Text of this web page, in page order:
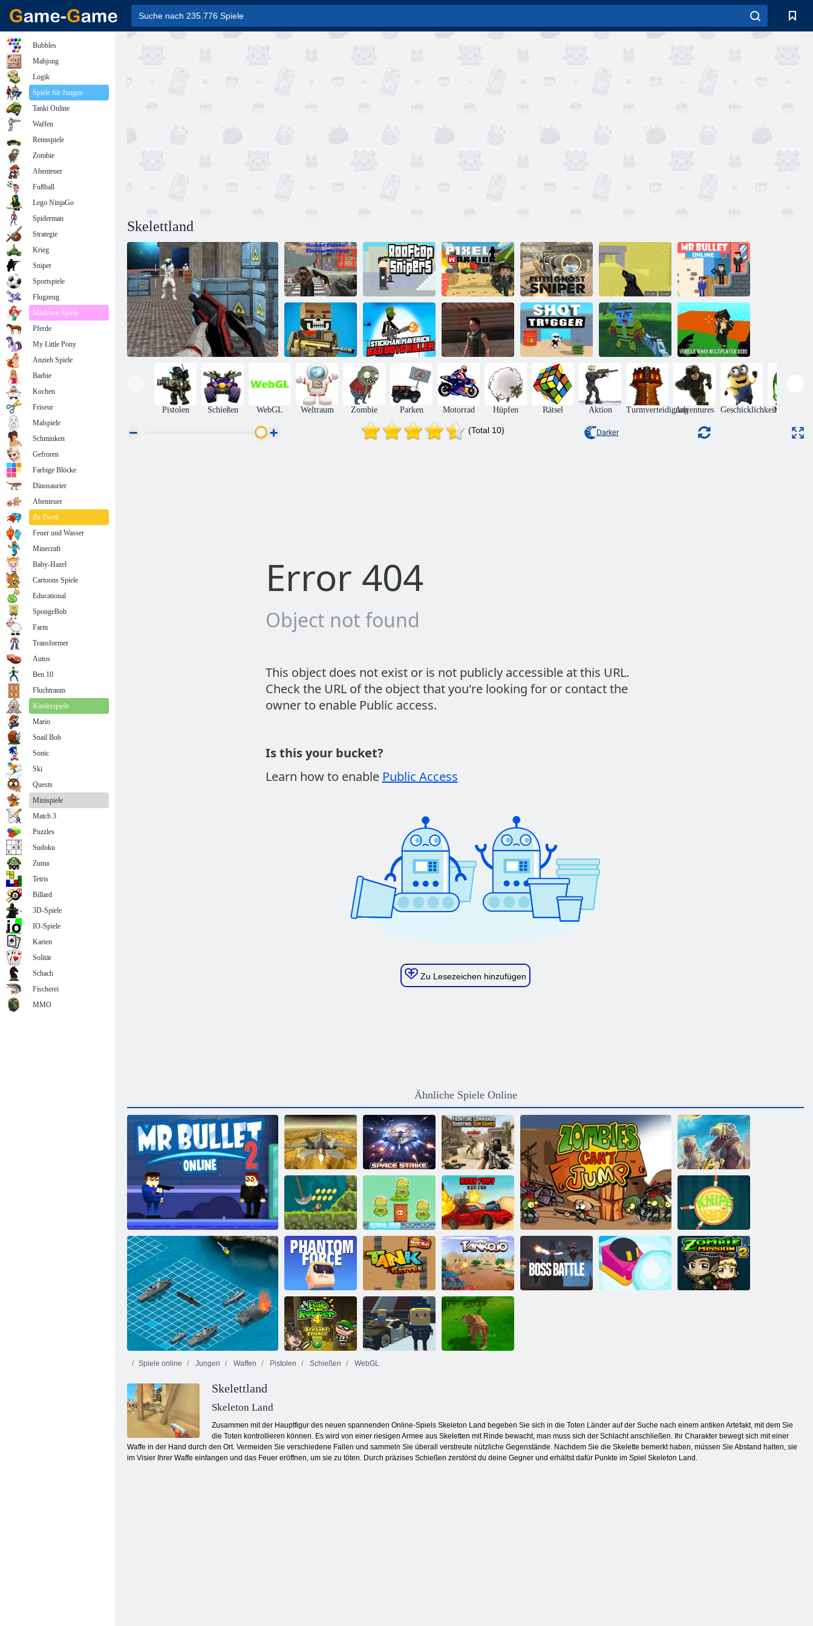
Skelettland
Maskierte
Kräfte: Zombie-
Überleben
Dachspender Pixel -Krieger
Elite Ghost
Sniper
Multiplayer von
Pixel Combat
Herr Bullet
online
Verrückte
Pixelkrieg
Stickman
Außenseiter Bad
Boys Mörder
Scharfschützenangriff Schussauslöser Schussbande
Fahrzeugkriege
Multiplayer
2020
Pistolen Schießen WebGL Weltraum Zombie Parken Motorrad Hüpfen Rätsel Aktion TurmverteidigungAdventures GeschicklichkeitMonsters
(Total 10) Darker
Zu Lesezeichen hinzufügen
Ähnliche Spiele Online
Mr Bullet 2 online
Fraktalkampf X. Weltraumangriff
Frontline
Commando
Shooting:
Waffenspiele
D-Day: Rush -
Tower Defense
Indi Kanone
Cowboys vs
Martians
Schlachtschiff Krieg
Straße des Fury
Desert Strike
Messer Hit
Kogama
Phantomkraft
Micro Tank
Kampf
Tanko. io
Spiele online Jungen Waffen Pistolen Schießen WebGL
Skelettland
Skeleton Land
Zusammen mit der Hauptfigur des neuen spannenden Online-Spiels Skeleton Land begeben Sie sich in die Toten Länder auf der Suche nach einem antiken Artefakt, mit dem Sie
die Toten kontrollieren können. Es wird von einer riesigen Armee aus Skeletten mit Rinde bewacht, man muss sich der Schlacht anschließen. Ihr Charakter bewegt sich mit einer
Waffe in der Hand durch den Ort. Vermeiden Sie verschiedene Fallen und sammeln Sie überall verstreute nützliche Gegenstände. Nachdem Sie die Skelette bemerkt haben, müssen Sie Abstand halten, sie
im Visier Ihrer Waffe einfangen und das Feuer eröffnen, um sie zu töten. Durch präzises Schießen zerstörst du deine Gegner und erhältst dafür Punkte im Spiel Skeleton Land.
Bubbles
Mahjong
Logik
Spiele für Jungen
Tanki Online
Waffen
Rennspiele
Zombie
Abenteuer
Fußball
Lego NinjaGo
Spiderman
Strategie
Krieg
Sniper
Sportspiele
Flugzeug
Mädchen Spiele
Pferde
My Little Pony
Anzieh Spiele
Barbie
Kochen
Friseur
Malspiele
Schminken
Gefroren
Farbige Blöcke
Dinosaurier
Abenteuer
Zu Zweit
Feuer und Wasser
Minecraft
Baby-Hazel
Cartoons Spiele
Educational
SpongeBob
Farm
Transformer
Autos
Ben 10
Fluchtraum
Kinderspiele
Mario
Snail Bob
Sonic
Ski
Quests
Minispiele
Match 3
Puzzles
Sudoku
Zuma
Tetris
Billard
3D-Spiele
IO-Spiele
Karten
Solitär
Schach
Fischerei
MMO